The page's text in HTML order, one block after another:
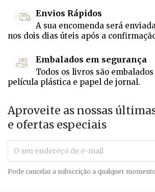
Envios Rápidos
A sua encomenda será
nos dois dias úteis após a
Embalados em segurança
Todos os livros são
película plástica e papel de jornal.
Aproveite as nossas
e ofertas especiais
Pode cancelar a subscrição a qualquer